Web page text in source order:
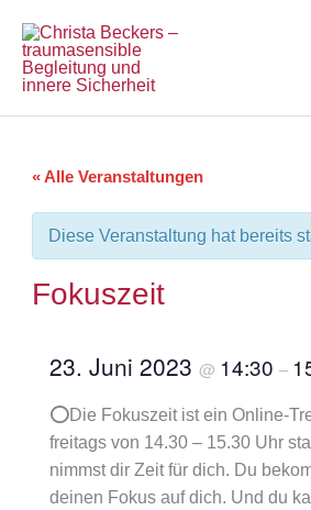
Inhalt
springen
« Alle Veranstaltungen
Diese Veranstaltung hat bereits
Fokuszeit
23. Juni 2023@ 14:30–
⭕Die Fokuszeit ist ein Online-
freitags von 14.30 – 15.30 Uhr
nimmst dir Zeit für dich. Du
deinen Fokus auf dich. Und du